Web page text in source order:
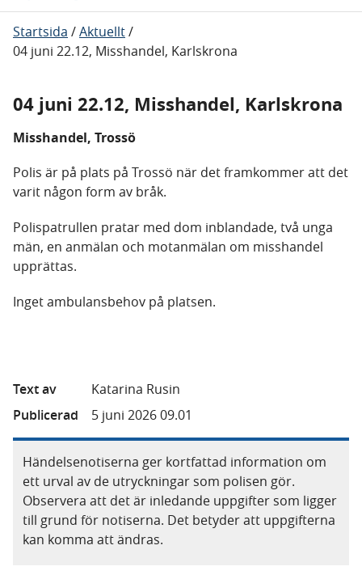
Startsida /Aktuellt/
04 juni 22.12, Misshandel, Karlskrona
04 juni 22.12, Misshandel, Karlskrona
Misshandel, Trossö
Polis är på plats på Trossö när det framkommer att det
varit någon form av bråk.
Polispatrullen pratar med dom inblandade, två unga
män, en anmälan och motanmälan om misshandel
upprättas.
Inget ambulansbehov på platsen.
Text av
Katarina Rusin
Publicerad
5 juni 2026 09.01
Händelsenotiserna ger kortfattad information om
ett urval av de utryckningar som polisen gör.
Observera att det är inledande uppgifter som ligger
till grund för notiserna. Det betyder att uppgifterna
kan komma att ändras.